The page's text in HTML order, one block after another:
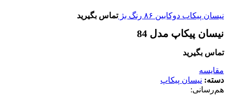
نیسان پیکاب دوکابین ۸۶ رنگ بژ تماس بگیرید
نیسان پیکاپ مدل 84
تماس بگیرید
مقایسه
دسته: نیسان پیکاپ
هم‌رسانی: